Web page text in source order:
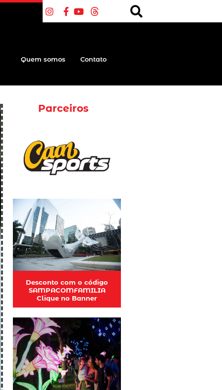
Quem somos Contato
Parceiros
Desconto com o código
SAMPACOMFAMILIA
Clique no Banner